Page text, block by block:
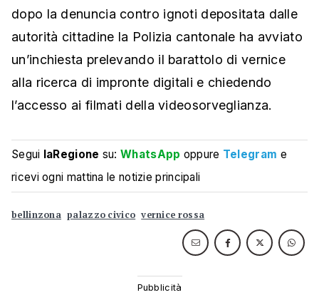
dopo la denuncia contro ignoti depositata dalle
autorità cittadine la Polizia cantonale ha avviato
un’inchiesta prelevando il barattolo di vernice
alla ricerca di impronte digitali e chiedendo
l’accesso ai filmati della videosorveglianza.
Segui laRegione su:WhatsApp oppure Telegram e
ricevi ogni mattina le notizie principali
bellinzona palazzo civico vernice rossa